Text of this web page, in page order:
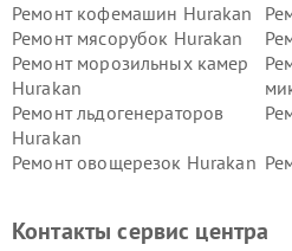
Ремонт кофемашин Hurakan
Ремонт мясорубок Hurakan
Ремонт морозильных камер
Hurakan
Ремонт льдогенераторов
Hurakan
Ремонт овощерезок Hurakan
Hurakan
Контакты сервис центра